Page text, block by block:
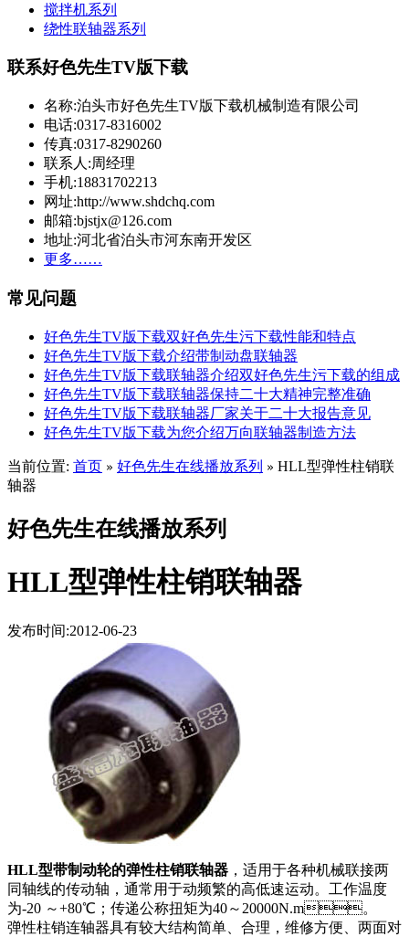
搅拌机系列
绕性联轴器系列
联系好色先生TV版下载
名称:泊头市好色先生TV版下载机械制造有限公司
电话:0317-8316002
传真:0317-8290260
联系人:周经理
手机:18831702213
网址:http://www.shdchq.com
邮箱:bjstjx@126.com
地址:河北省泊头市河东南开发区
更多……
常见问题
好色先生TV版下载双好色先生污下载性能和特点
好色先生TV版下载介绍带制动盘联轴器
好色先生TV版下载联轴器介绍双好色先生污下载的组成
好色先生TV版下载联轴器保持二十大精神完整准确
好色先生TV版下载联轴器厂家关于二十大报告意见
好色先生TV版下载为您介绍万向联轴器制造方法
当前位置: 首页 » 好色先生在线播放系列 » HLL型弹性柱销联
轴器
好色先生在线播放系列
HLL型弹性柱销联轴器
发布时间:2012-06-23
HLL型带制动轮的弹性柱销联轴器 ，适用于各种机械联接两
同轴线的传动轴，通常用于动频繁的高低速运动。工作温度
为-20 ～+80℃；传递公称扭矩为40～20000N.m。
弹性柱销连轴器具有较大结构简单、合理，维修方便、两面对